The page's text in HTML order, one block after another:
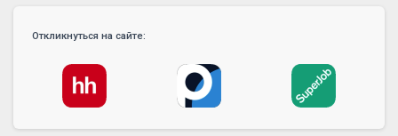
Откликнуться на сайте: